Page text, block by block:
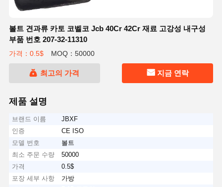
볼트 견과류 카토 코벨코 Jcb 40Cr 42Cr 재료 고강성 내구성
부품 번호 207-32-11310
가격：0.5$ MOQ：50000
최고의 가격 지금 연락
제품 설명
브랜드 이름
JBXF
인증
CE ISO
모델 번호
볼트
최소 주문 수량
50000
가격
0.5$
포장 세부 사항
가방